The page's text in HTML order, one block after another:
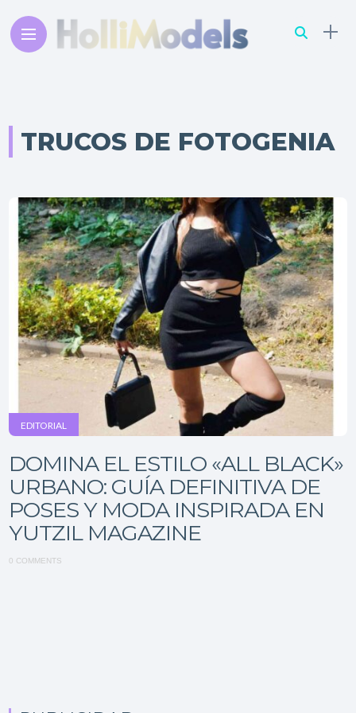
TRUCOS DE FOTOGENIA
EDITORIAL
DOMINA EL ESTILO «ALL BLACK»
URBANO: GUÍA DEFINITIVA DE
POSES Y MODA INSPIRADA EN
YUTZIL MAGAZINE
0 COMMENTS